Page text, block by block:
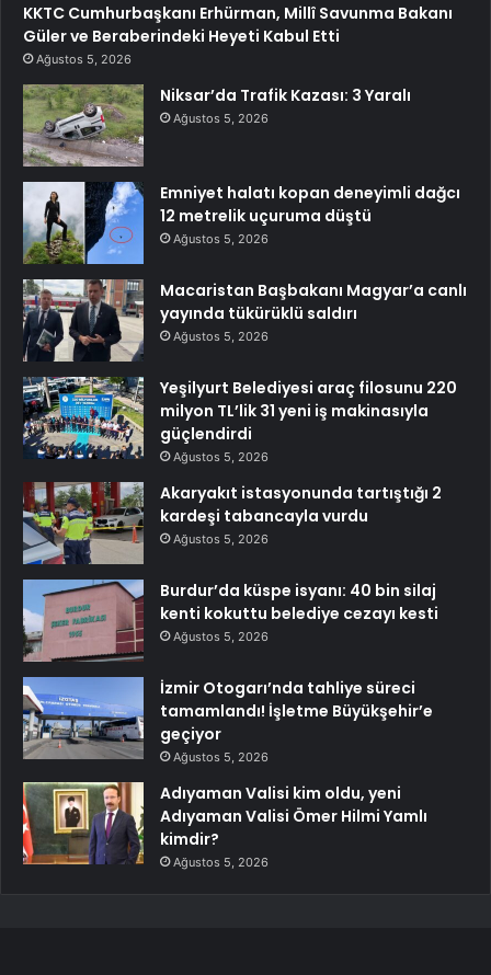
KKTC Cumhurbaşkanı Erhürman, Millî Savunma Bakanı
Güler ve Beraberindeki Heyeti Kabul Etti
Ağustos 5, 2026
Niksar’da Trafik Kazası: 3 Yaralı
Ağustos 5, 2026
Emniyet halatı kopan deneyimli dağcı
12 metrelik uçuruma düştü
Ağustos 5, 2026
Macaristan Başbakanı Magyar’a canlı
yayında tükürüklü saldırı
Ağustos 5, 2026
Yeşilyurt Belediyesi araç filosunu 220
milyon TL’lik 31 yeni iş makinasıyla
güçlendirdi
Ağustos 5, 2026
Akaryakıt istasyonunda tartıştığı 2
kardeşi tabancayla vurdu
Ağustos 5, 2026
Burdur’da küspe isyanı: 40 bin silaj
kenti kokuttu belediye cezayı kesti
Ağustos 5, 2026
İzmir Otogarı’nda tahliye süreci
tamamlandı! İşletme Büyükşehir’e
geçiyor
Ağustos 5, 2026
Adıyaman Valisi kim oldu, yeni
Adıyaman Valisi Ömer Hilmi Yamlı
kimdir?
Ağustos 5, 2026